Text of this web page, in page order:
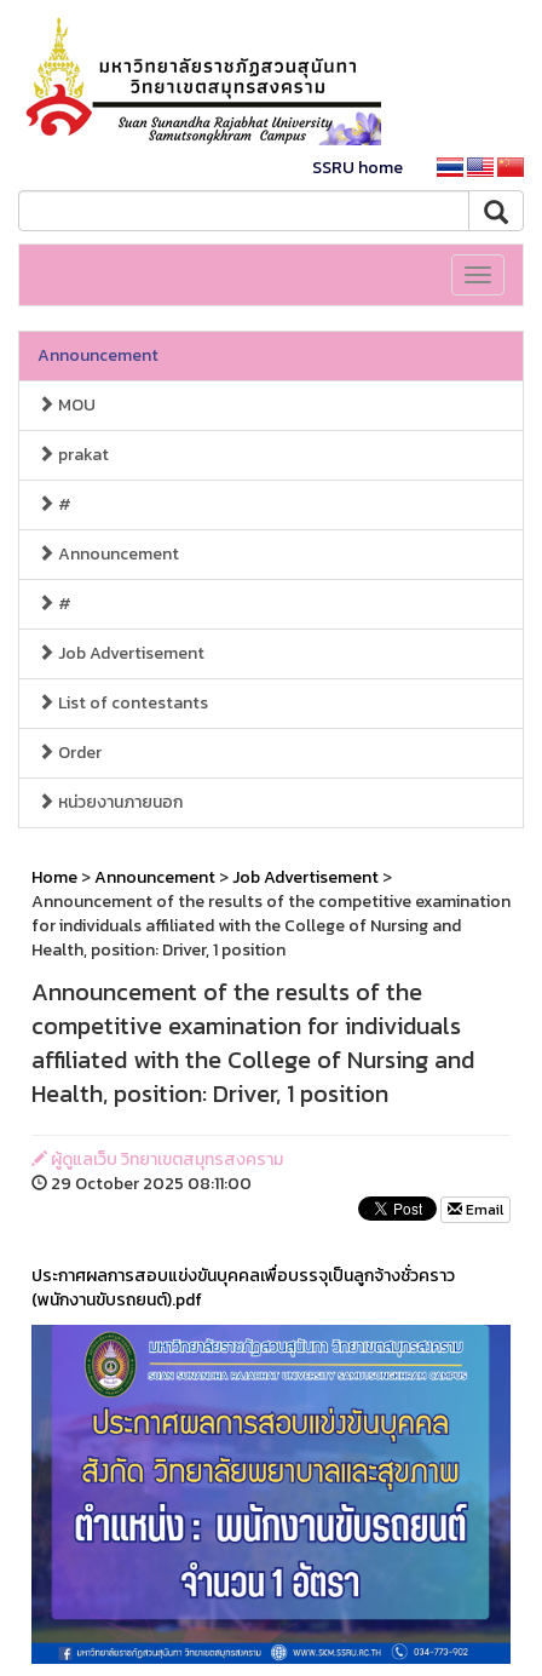
SSRU home
Toggle
Announcement
MOU
prakat
#
Announcement
#
Job Advertisement
List of contestants
Order
หน่วยงานภายนอก
Home>Announcement>Job Advertisement>
Announcement of the results of the competitive examination
for individuals affiliated with the College of Nursing and
Health, position: Driver, 1 position
Announcement of the results of the
competitive examination for individuals
affiliated with the College of Nursing and
Health, position: Driver, 1 position
ผู้ดูแลเว็บ วิทยาเขตสมุทรสงคราม
29 October 2025 08:11:00
Email
ประกาศผลการสอบแข่งขันบุคคลเพื่อบรรจุเป็นลูกจ้างชั่วคราว
(พนักงานขับรถยนต์).pdf